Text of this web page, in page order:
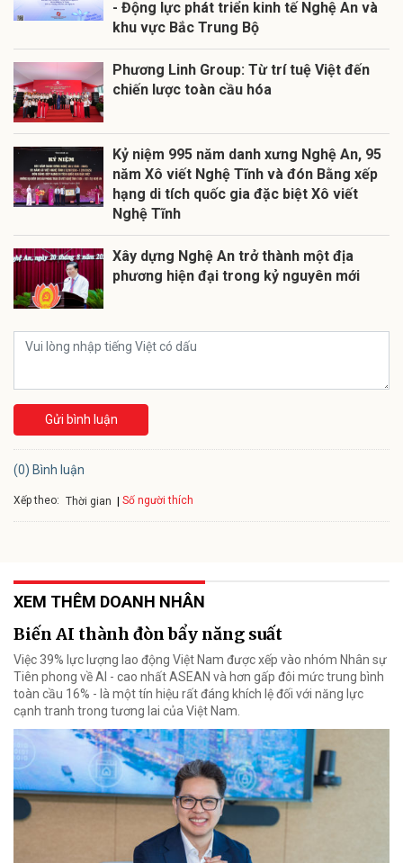
- Động lực phát triển kinh tế Nghệ An và
khu vực Bắc Trung Bộ
Phương Linh Group: Từ trí tuệ Việt đến
chiến lược toàn cầu hóa
Kỷ niệm 995 năm danh xưng Nghệ An, 95
năm Xô viết Nghệ Tĩnh và đón Bằng xếp
hạng di tích quốc gia đặc biệt Xô viết
Nghệ Tĩnh
Xây dựng Nghệ An trở thành một địa
phương hiện đại trong kỷ nguyên mới
Gửi bình luận
(0) Bình luận
Xếp theo: Thời gian Số người thích
XEM THÊM DOANH NHÂN
Biến AI thành đòn bẩy năng suất
Việc 39% lực lượng lao động Việt Nam được xếp vào nhóm Nhân sự
Tiên phong về AI - cao nhất ASEAN và hơn gấp đôi mức trung bình
toàn cầu 16% - là một tín hiệu rất đáng khích lệ đối với năng lực
cạnh tranh trong tương lai của Việt Nam.